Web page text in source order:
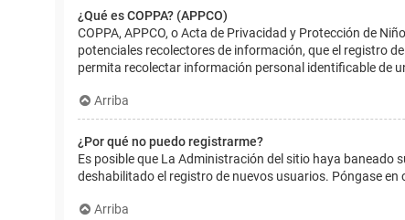
¿Qué es COPPA? (APPCO)
COPPA, APPCO, o Acta de Privacidad y Protección de
potenciales recolectores de información, que el registro
permita recolectar información personal identificable de
Arriba
¿Por qué no puedo registrarme?
Es posible que La Administración del sitio haya baneado
deshabilitado el registro de nuevos usuarios. Póngase
Arriba